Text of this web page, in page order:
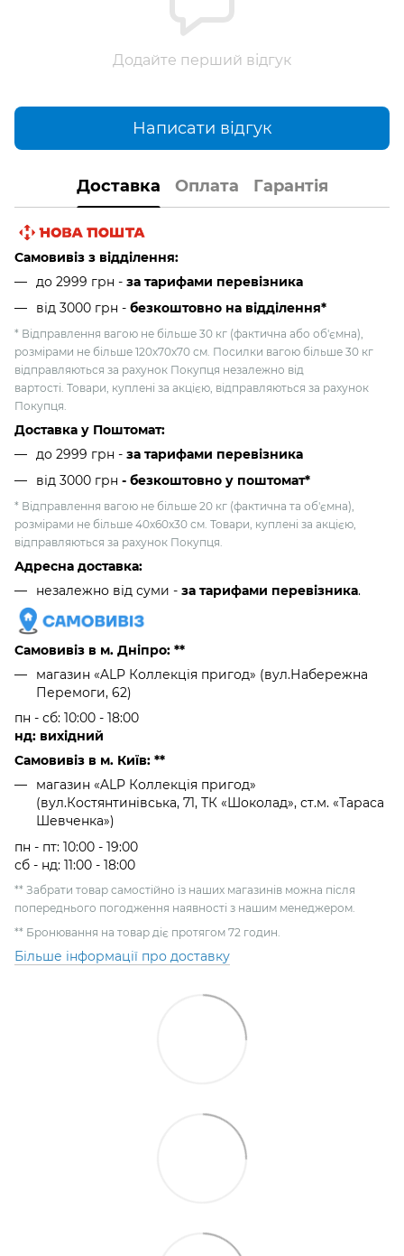
Додайте перший відгук
Написати відгук
Доставка Оплата Гарантія
Самовивіз з відділення:
до 2999 грн - за тарифами перевізника
від 3000 грн - безкоштовно на відділення*
* Відправлення вагою не більше 30 кг (фактична або об'ємна),
розмірами не більше 120х70х70 см. Посилки вагою більше 30 кг
відправляються за рахунок Покупця незалежно від
вартості. Товари, куплені за акцією, відправляються за рахунок
Покупця.
Доставка у Поштомат:
до 2999 грн - за тарифами перевізника
від 3000 грн - безкоштовно у поштомат*
* Відправлення вагою не більше 20 кг (фактична та об'ємна),
розмірами не більше 40х60х30 см. Товари, куплені за акцією,
відправляються за рахунок Покупця.
Адресна доставка:
незалежно від суми - за тарифами перевізника.
Самовивіз в м. Дніпро: **
магазин «ALP Коллекція пригод» (вул.Набережна
Перемоги, 62)
пн - сб: 10:00 - 18:00
нд: вихідний
Самовивіз в м. Київ: **
магазин «ALP Коллекція пригод»
(вул.Костянтинівська, 71, ТК «Шоколад», ст.м. «Тараса
Шевченка»)
пн - пт: 10:00 - 19:00
сб - нд: 11:00 - 18:00
** Забрати товар самостійно із наших магазинів можна після
попереднього погодження наявності з нашим менеджером.
** Бронювання на товар діє протягом 72 годин.
Більше інформації про доставку